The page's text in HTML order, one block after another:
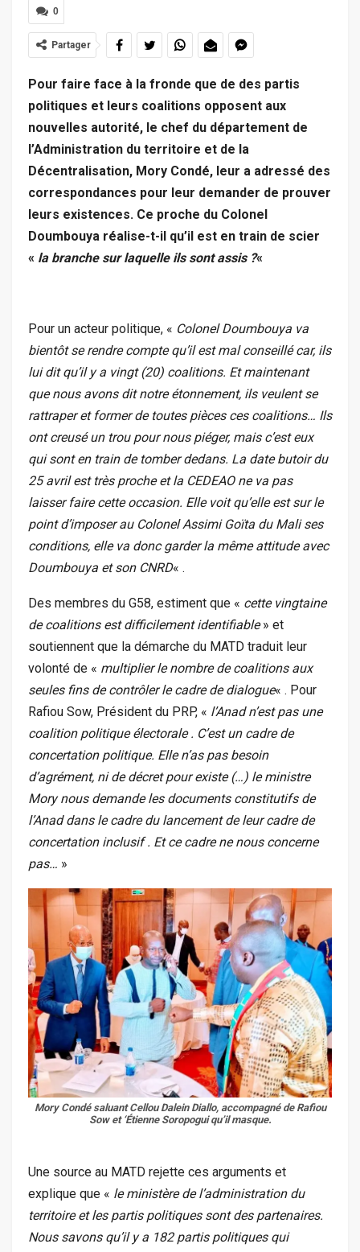
0
Partager
Pour faire face à la fronde que de des partis
politiques et leurs coalitions opposent aux
nouvelles autorité, le chef du département de
l’Administration du territoire et de la
Décentralisation, Mory Condé, leur a adressé des
correspondances pour leur demander de prouver
leurs existences. Ce proche du Colonel
Doumbouya réalise-t-il qu’il est en train de scier
« la branche sur laquelle ils sont assis ?«
Pour un acteur politique, « Colonel Doumbouya va
bientôt se rendre compte qu’il est mal conseillé car, ils
lui dit qu’il y a vingt (20) coalitions. Et maintenant
que nous avons dit notre étonnement, ils veulent se
rattraper et former de toutes pièces ces coalitions… Ils
ont creusé un trou pour nous piéger, mais c’est eux
qui sont en train de tomber dedans. La date butoir du
25 avril est très proche et la CEDEAO ne va pas
laisser faire cette occasion. Elle voit qu’elle est sur le
point d’imposer au Colonel Assimi Goïta du Mali ses
conditions, elle va donc garder la même attitude avec
Doumbouya et son CNRD« .
Des membres du G58, estiment que « cette vingtaine
de coalitions est difficilement identifiable» et
soutiennent que la démarche du MATD traduit leur
volonté de « multiplier le nombre de coalitions aux
seules fins de contrôler le cadre de dialogue« . Pour
Rafiou Sow, Président du PRP, « l’Anad n’est pas une
coalition politique électorale . C’est un cadre de
concertation politique. Elle n’as pas besoin
d’agrément, ni de décret pour existe (…) le ministre
Mory nous demande les documents constitutifs de
l’Anad dans le cadre du lancement de leur cadre de
concertation inclusif . Et ce cadre ne nous concerne
pas… »
Mory Condé saluant Cellou Dalein Diallo, accompagné de Rafiou
Sow et ‘Étienne Soropogui qu’il masque.
Une source au MATD rejette ces arguments et
explique que « le ministère de l’administration du
territoire et les partis politiques sont des partenaires.
Nous savons qu’il y a 182 partis politiques qui